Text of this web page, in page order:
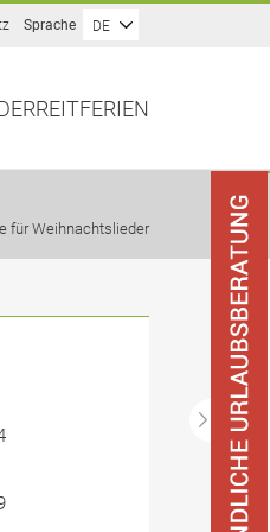
Sprache DE
für Weihnachtslieder